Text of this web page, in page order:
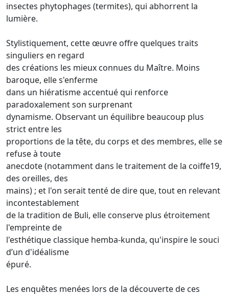
insectes phytophages (termites), qui abhorrent la
lumière.
Stylistiquement, cette œuvre offre quelques traits
singuliers en regard
des créations les mieux connues du Maître. Moins
baroque, elle s'enferme
dans un hiératisme accentué qui renforce
paradoxalement son surprenant
dynamisme. Observant un équilibre beaucoup plus
strict entre les
proportions de la tête, du corps et des membres, elle se
refuse à toute
anecdote (notamment dans le traitement de la coiffe19,
des oreilles, des
mains) ; et l'on serait tenté de dire que, tout en relevant
incontestablement
de la tradition de Buli, elle conserve plus étroitement
l'empreinte de
l'esthétique classique hemba-kunda, qu'inspire le souci
d’un d'idéalisme
épuré.
Les enquêtes menées lors de la découverte de ces